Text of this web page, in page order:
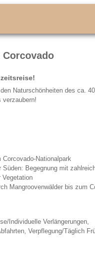
Naturschönheiten des ca.
verzaubern!
Corcovado-Nationalpark
Süden: Begegnung mit
Vegetation
Mangroovenwälder bis zum
Individuelle Verlängerungen,
Verpflegung/Täglich